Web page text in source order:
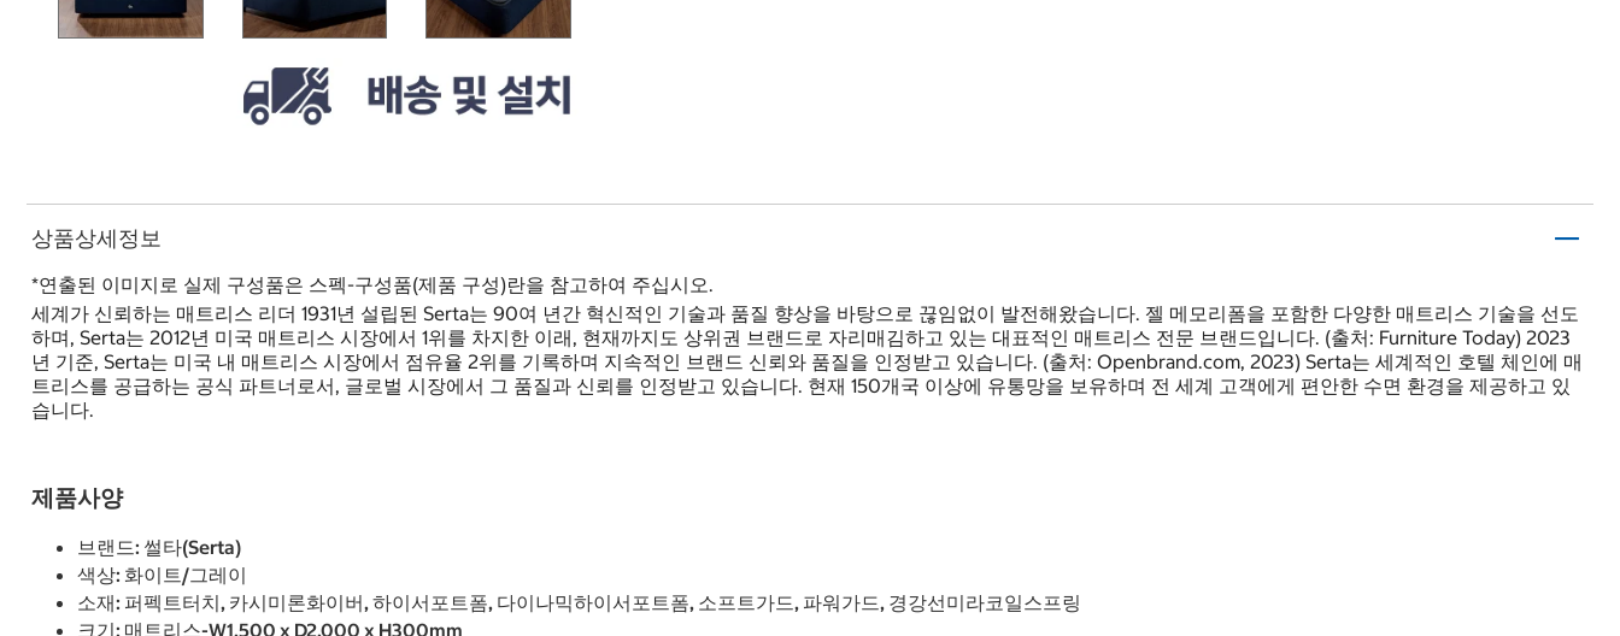
상품상세정보
*연출된 이미지로 실제 구성품은 스펙-구성품(제품 구성)란을 참고하여 주십시오.
세계가 신뢰하는 매트리스 리더 1931년 설립된 Serta는 90여 년간 혁신적인 기술과 품질 향상을 바탕으로 끊임없이 발전해왔습니다. 젤 메모리폼을 포함한 다양한 매트리스 기술을 선도
하며, Serta는 2012년 미국 매트리스 시장에서 1위를 차지한 이래, 현재까지도 상위권 브랜드로 자리매김하고 있는 대표적인 매트리스 전문 브랜드입니다. (출처: Furniture Today) 2023
년 기준, Serta는 미국 내 매트리스 시장에서 점유율 2위를 기록하며 지속적인 브랜드 신뢰와 품질을 인정받고 있습니다. (출처: Openbrand.com, 2023) Serta는 세계적인 호텔 체인에 매
트리스를 공급하는 공식 파트너로서, 글로벌 시장에서 그 품질과 신뢰를 인정받고 있습니다. 현재 150개국 이상에 유통망을 보유하며 전 세계 고객에게 편안한 수면 환경을 제공하고 있
습니다.
제품사양
브랜드: 썰타(Serta)
색상: 화이트/그레이
소재: 퍼펙트터치, 카시미론화이버, 하이서포트폼, 다이나믹하이서포트폼, 소프트가드, 파워가드, 경강선미라코일스프링
크기: 매트리스-W1,500 x D2,000 x H300mm